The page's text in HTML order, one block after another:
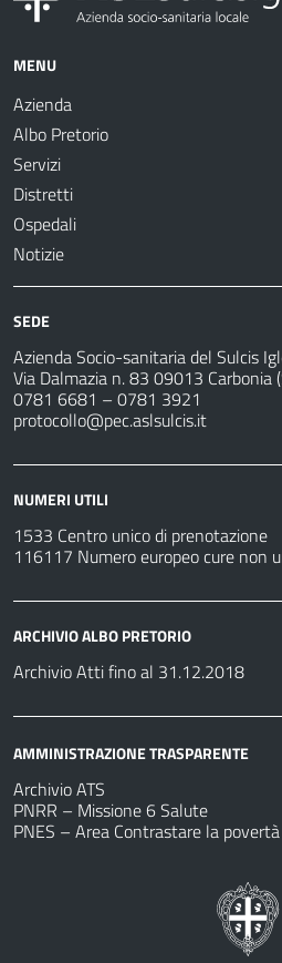
MENU
Azienda
Albo Pretorio
Servizi
Distretti
Ospedali
Notizie
SEDE
Azienda Socio-sanitaria del Sulcis
Via Dalmazia n. 83 09013 Carbonia
0781 6681 – 0781 3921
protocollo@pec.aslsulcis.it
NUMERI UTILI
1533 Centro unico di prenotazione
116117 Numero europeo cure non
ARCHIVIO ALBO PRETORIO
Archivio Atti fino al 31.12.2018
AMMINISTRAZIONE TRASPARENTE
Archivio ATS
PNRR – Missione 6 Salute
PNES – Area Contrastare la